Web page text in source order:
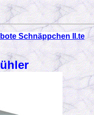
Schnäppchen II.te